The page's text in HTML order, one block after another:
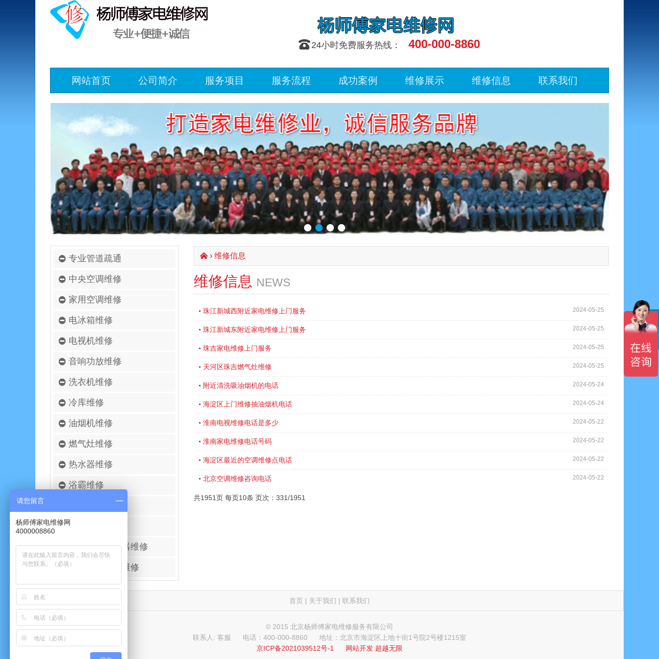
󰇯 24小时免费服务热线： 400-000-8860
网站首页 公司简介 服务项目 服务流程 成功案例 维修展示 维修信息 联系我们
专业管道疏通
中央空调维修
家用空调维修
电冰箱维修
电视机维修
音响功放维修
洗衣机维修
冷库维修
油烟机维修
燃气灶维修
热水器维修
浴霸维修
壁挂炉维修
进口空气净化器维修
太阳能热水器维修
󰄫› 维修信息
维修信息 NEWS
• 珠江新城西附近家电维修上门服务 2024-05-25
• 珠江新城东附近家电维修上门服务 2024-05-25
• 珠吉家电维修上门服务 2024-05-25
• 天河区珠吉燃气灶维修 2024-05-25
• 附近清洗吸油烟机的电话 2024-05-24
• 海淀区上门维修抽油烟机电话 2024-05-24
• 淮南电视维修电话是多少 2024-05-22
• 淮南家电维修电话号码 2024-05-22
• 海淀区最近的空调维修点电话 2024-05-22
• 北京空调维修咨询电话 2024-05-22
共1951页 每页10条 页次：331/1951
首页 | 关于我们 | 联系我们
© 2015 北京杨师傅家电维修服务有限公司
联系人: 客服
电话：400-000-8860
地址：北京市海淀区上地十街1号院2号楼1215室
京ICP备2021039512号-1
网站开发:超越无限
请您留言
杨师傅家电维修网
4000008860